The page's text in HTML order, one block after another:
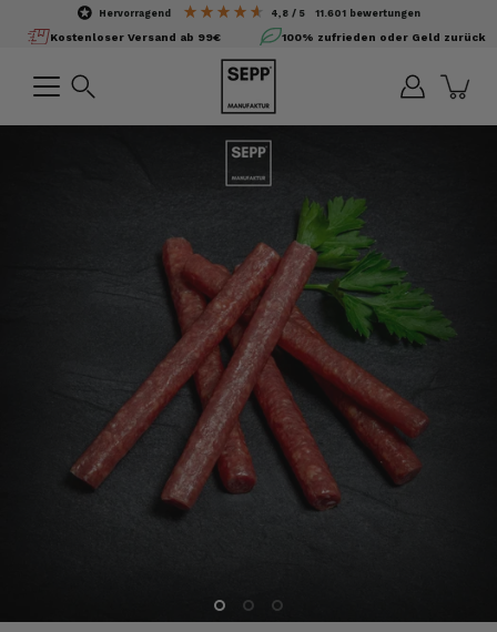
überspringen
Kostenloser Versand ab 99€
hervorragend 4,8 / 5 11.601 bewertungen
100% zufrieden oder Geld zurück